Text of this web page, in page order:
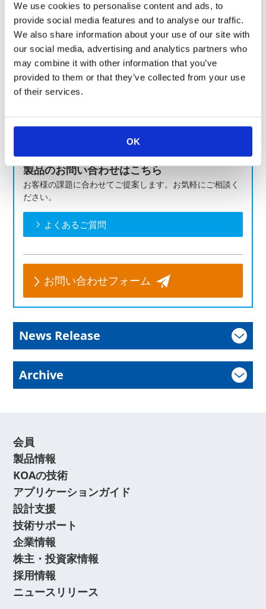
We use cookies to personalise content and ads, to
provide social media features and to analyse our traffic.
We also share information about your use of our site with
our social media, advertising and analytics partners who
may combine it with other information that you’ve
provided to them or that they’ve collected from your use
of their services.
OK
UR73VD 2B
0.5 70 125
10m～11m
0.75 - 110
12m～27m
10m～11m
KOAのシャントラインアップは こちら
KOAの車載関連用途への使用例もご確認ください。
製品のお問い合わせはこちら
お客様の課題に合わせてご提案します。お気軽にご相談く
ださい。
よくあるご質問
お問い合わせフォーム
News Release
Archive
会員
製品情報
KOAの技術
アプリケーションガイド
設計支援
技術サポート
企業情報
株主・投資家情報
採用情報
ニュースリリース